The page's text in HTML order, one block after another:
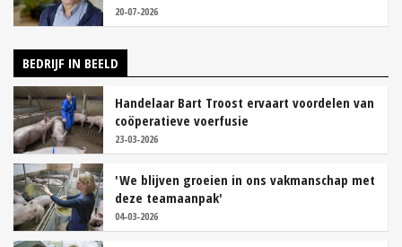
20-07-2026
BEDRIJF IN BEELD
Handelaar Bart Troost ervaart voordelen van
coöperatieve voerfusie
23-03-2026
'We blijven groeien in ons vakmanschap met
deze teamaanpak'
04-03-2026